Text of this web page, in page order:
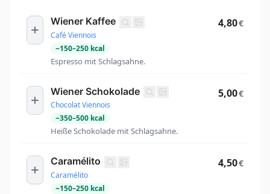
Wiener Kaffee
Café Viennois
~150–250 kcal
Espresso mit Schlagsahne.
4,80€
Wiener Schokolade
Chocolat Viennois
~350–500 kcal
Heiße Schokolade mit Schlagsahne.
5,00€
Caramélito
Caramélito
~150–250 kcal
4,50€